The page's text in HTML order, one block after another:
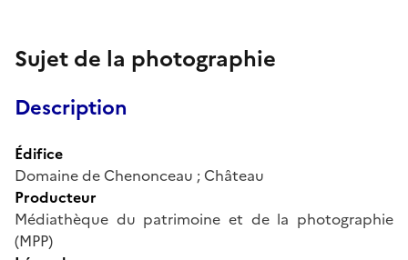
Sujet de la photographie
Description
Édifice
Domaine de Chenonceau ; Château
Producteur
Médiathèque du patrimoine et de la photographie
(MPP)